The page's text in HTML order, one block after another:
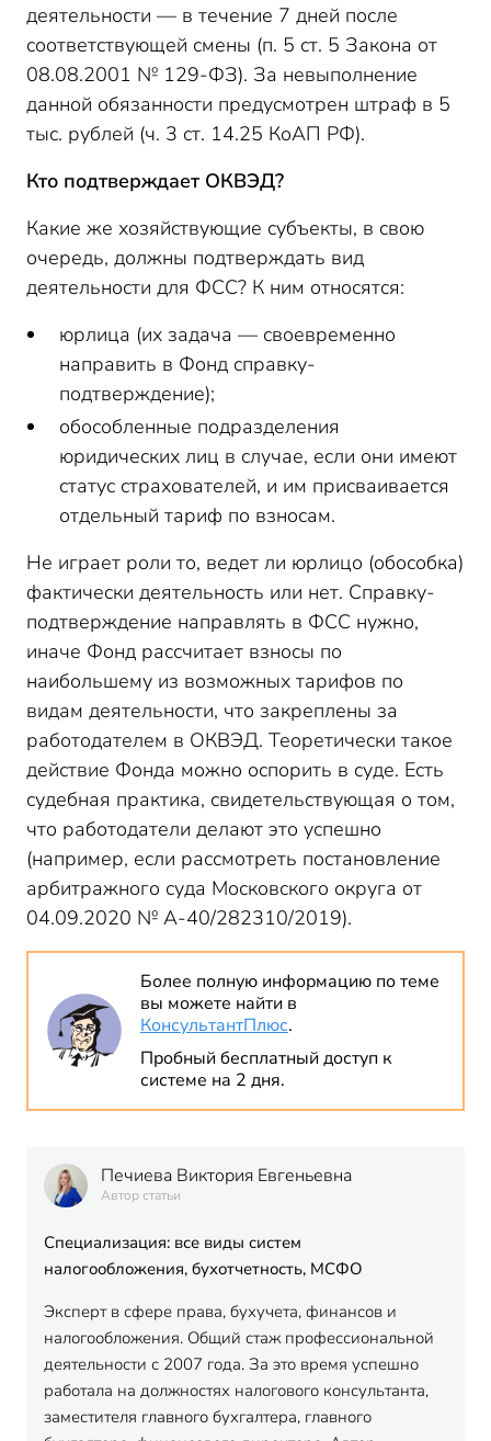
деятельности — в течение 7 дней после
соответствующей смены (п. 5 ст. 5 Закона от
08.08.2001 № 129-ФЗ). За невыполнение
данной обязанности предусмотрен штраф в 5
тыс. рублей (ч. 3 ст. 14.25 КоАП РФ).
Кто подтверждает ОКВЭД?
Какие же хозяйствующие субъекты, в свою
очередь, должны подтверждать вид
деятельности для ФСС? К ним относятся:
юрлица (их задача — своевременно
направить в Фонд справку-
подтверждение);
обособленные подразделения
юридических лиц в случае, если они имеют
статус страхователей, и им присваивается
отдельный тариф по взносам.
Не играет роли то, ведет ли юрлицо (обособка)
фактически деятельность или нет. Справку-
подтверждение направлять в ФСС нужно,
иначе Фонд рассчитает взносы по
наибольшему из возможных тарифов по
видам деятельности, что закреплены за
работодателем в ОКВЭД. Теоретически такое
действие Фонда можно оспорить в суде. Есть
судебная практика, свидетельствующая о том,
что работодатели делают это успешно
(например, если рассмотреть постановление
арбитражного суда Московского округа от
04.09.2020 № А-40/282310/2019).
Более полную информацию по теме
вы можете найти в
КонсультантПлюс.
Пробный бесплатный доступ к
системе на 2 дня.
Печиева Виктория Евгеньевна
Автор статьи
Специализация: все виды систем
налогообложения, бухотчетность, МСФО
Эксперт в сфере права, бухучета, финансов и
налогообложения. Общий стаж профессиональной
деятельности с 2007 года. За это время успешно
работала на должностях налогового консультанта,
заместителя главного бухгалтера, главного